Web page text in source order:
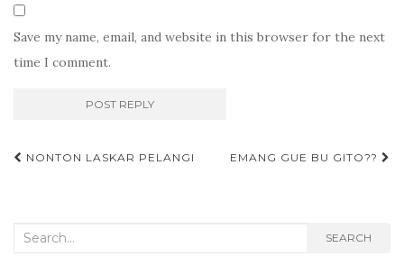
Save my name, email, and website in this browser for the next
time I comment.
Post
NONTON LASKAR PELANGI EMANG GUE BU GITO??
Search
SEARCH